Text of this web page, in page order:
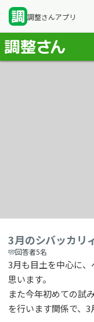
調整さんアプリ
3月のシバッカリ
回答者5名
3月も目土を中心に
思います。
また今年初めての試
を行います関係で、3